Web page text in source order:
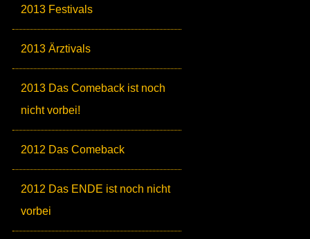
2013 Festivals
2013 Ärztivals
2013 Das Comeback ist noch
nicht vorbei!
2012 Das Comeback
2012 Das ENDE ist noch nicht
vorbei